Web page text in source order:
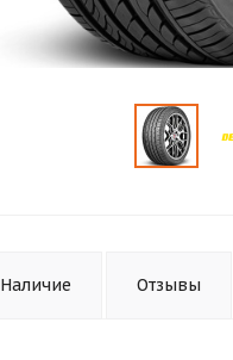
Наличие Отзывы